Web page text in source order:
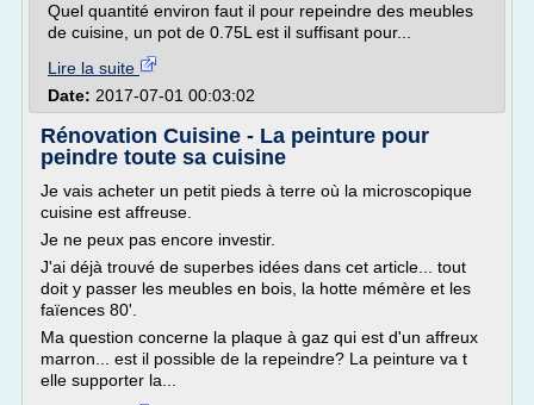
Quel quantité environ faut il pour repeindre des meubles
de cuisine, un pot de 0.75L est il suffisant pour...
Lire la suite
Date: 2017-07-01 00:03:02
Rénovation Cuisine - La peinture pour
peindre toute sa cuisine
Je vais acheter un petit pieds à terre où la microscopique
cuisine est affreuse.
Je ne peux pas encore investir.
J'ai déjà trouvé de superbes idées dans cet article... tout
doit y passer les meubles en bois, la hotte mémère et les
faïences 80'.
Ma question concerne la plaque à gaz qui est d'un affreux
marron... est il possible de la repeindre? La peinture va t
elle supporter la...